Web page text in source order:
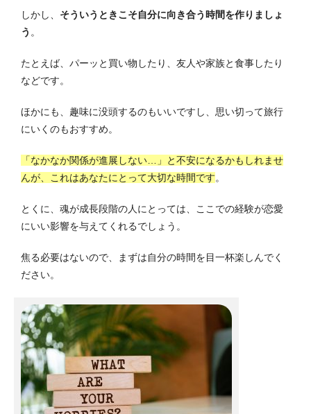
しかし、 そういうときこそ自分に向き合う時間を作りましょ
う 。
たとえば、パーッと買い物したり、友人や家族と食事したり
などです。
ほかにも、趣味に没頭するのもいいですし、思い切って旅行
にいくのもおすすめ。
「なかなか関係が進展しない…」と不安になるかもしれませ
んが、これはあなたにとって大切な時間です。
とくに、魂が成長段階の人にとっては、ここでの経験が恋愛
にいい影響を与えてくれるでしょう。
焦る必要はないので、まずは自分の時間を目一杯楽しんでく
ださい。